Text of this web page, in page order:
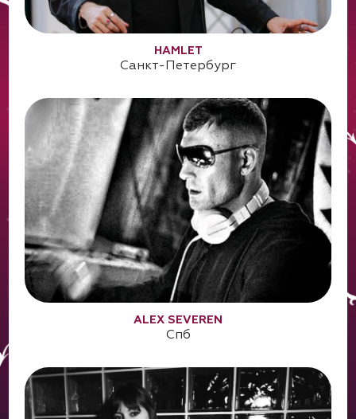
HAMLET
Санкт-Петербург
ALEX SEVEREN
Спб